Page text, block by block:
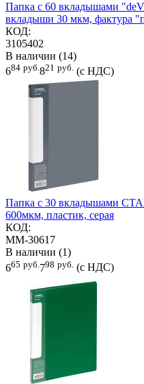
Папка с 60 вкладышами
вкладыши 30 мкм, фактура
КОД:
3105402
В наличии (14)
684 руб.821 руб. (с НДС)
Папка с 30 вкладышами
600мкм, пластик, серая
КОД:
ММ-30617
В наличии (1)
665 руб. 798 руб. (с НДС)